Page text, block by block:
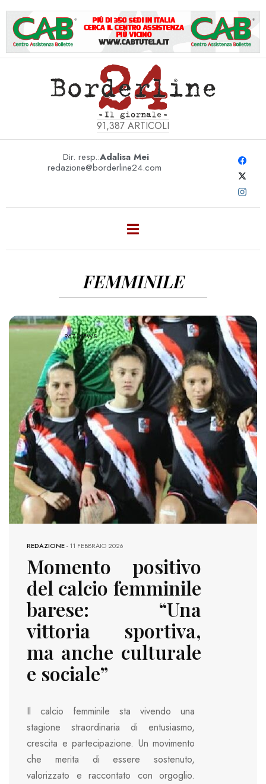
91,387 ARTICOLI
Dir. resp.:Adalisa Mei
redazione@borderline24.com
FEMMINILE
967 VIEWS
REDAZIONE-11 FEBBRAIO 2026
Momento positivo
del calcio femminile
barese: “Una
vittoria sportiva,
ma anche culturale
e sociale”
Il calcio femminile sta vivendo una
stagione straordinaria di entusiasmo,
crescita e partecipazione. Un movimento
che merita di essere sostenuto,
valorizzato e raccontato con orgoglio.